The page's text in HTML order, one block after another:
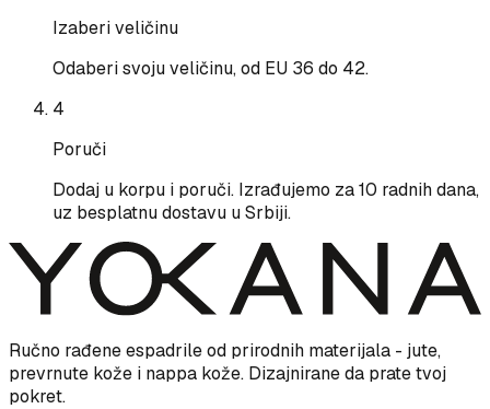
Izaberi veličinu
Odaberi svoju veličinu, od EU 36 do 42.
4
Poruči
Dodaj u korpu i poruči. Izrađujemo za 10 radnih dana,
uz besplatnu dostavu u Srbiji.
Ručno rađene espadrile od prirodnih materijala - jute,
prevrnute kože i nappa kože. Dizajnirane da prate tvoj
pokret.